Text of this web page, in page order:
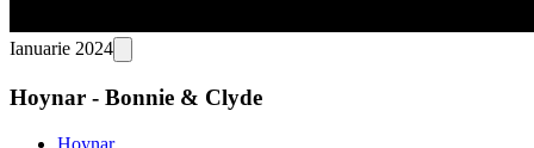
Ianuarie 2024
Hoynar - Bonnie & Clyde
Hoynar